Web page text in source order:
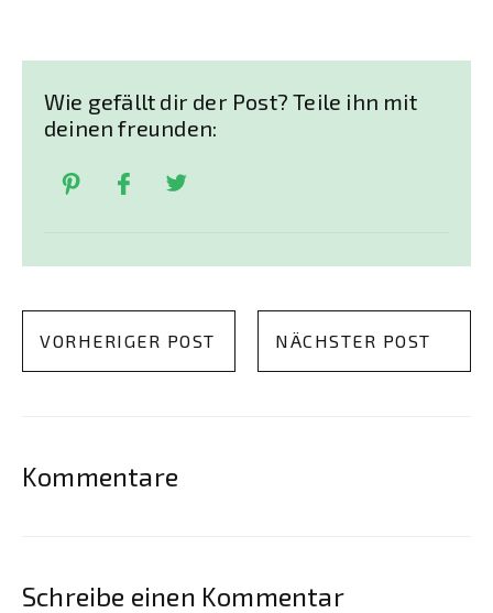
Wie gefällt dir der Post? Teile ihn mit
deinen freunden:
VORHERIGER POST NÄCHSTER POST
Kommentare
Schreibe einen Kommentar